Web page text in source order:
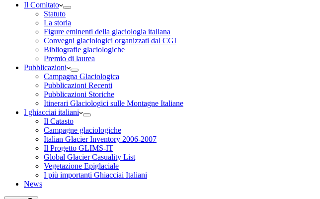
Il Comitato
Statuto
La storia
Figure eminenti della glaciologia italiana
Convegni glaciologici organizzati dal CGI
Bibliografie glaciologiche
Premio di laurea
Pubblicazioni
Campagna Glaciologica
Pubblicazioni Recenti
Pubblicazioni Storiche
Itinerari Glaciologici sulle Montagne Italiane
I ghiacciai italiani
Il Catasto
Campagne glaciologiche
Italian Glacier Inventory 2006-2007
Il Progetto GLIMS-IT
Global Glacier Casuality List
Vegetazione Epiglaciale
I più importanti Ghiacciai Italiani
News